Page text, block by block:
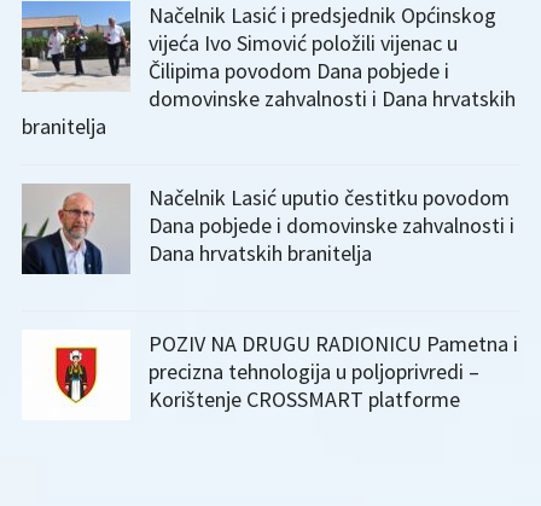
Načelnik Lasić i predsjednik Općinskog
vijeća Ivo Simović položili vijenac u
Čilipima povodom Dana pobjede i
domovinske zahvalnosti i Dana hrvatskih
branitelja
Načelnik Lasić uputio čestitku povodom
Dana pobjede i domovinske zahvalnosti i
Dana hrvatskih branitelja
POZIV NA DRUGU RADIONICU Pametna i
precizna tehnologija u poljoprivredi –
Korištenje CROSSMART platforme